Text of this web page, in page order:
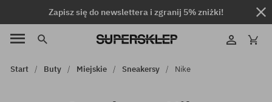
Zapisz się do newslettera i zgranij 5% zniżki!
Start Buty Miejskie Sneakersy Nike